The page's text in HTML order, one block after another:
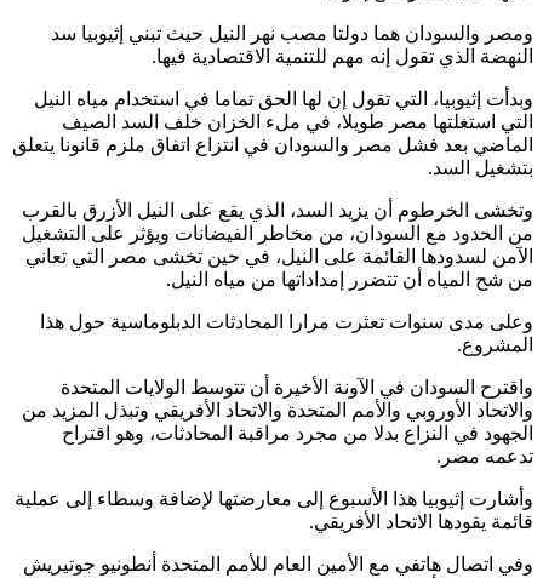
ومصر والسودان هما دولتا مصب نهر النيل حيث تبني إثيوبيا سد
النهضة الذي تقول إنه مهم للتنمية الاقتصادية فيها.
وبدأت إثيوبيا، التي تقول إن لها الحق تماما في استخدام مياه النيل
التي استغلتها مصر طويلا، في ملء الخزان خلف السد الصيف
الماضي بعد فشل مصر والسودان في انتزاع اتفاق ملزم قانونا يتعلق
بتشغيل السد.
وتخشى الخرطوم أن يزيد السد، الذي يقع على النيل الأزرق بالقرب
من الحدود مع السودان، من مخاطر الفيضانات ويؤثر على التشغيل
الآمن لسدودها القائمة على النيل، في حين تخشى مصر التي تعاني
من شح المياه أن تتضرر إمداداتها من مياه النيل.
وعلى مدى سنوات تعثرت مرارا المحادثات الدبلوماسية حول هذا
المشروع.
واقترح السودان في الآونة الأخيرة أن تتوسط الولايات المتحدة
والاتحاد الأوروبي والأمم المتحدة والاتحاد الأفريقي وتبذل المزيد من
الجهود في النزاع بدلا من مجرد مراقبة المحادثات، وهو اقتراح
تدعمه مصر.
وأشارت إثيوبيا هذا الأسبوع إلى معارضتها لإضافة وسطاء إلى عملية
قائمة يقودها الاتحاد الأفريقي.
وفي اتصال هاتفي مع الأمين العام للأمم المتحدة أنطونيو جوتيريش